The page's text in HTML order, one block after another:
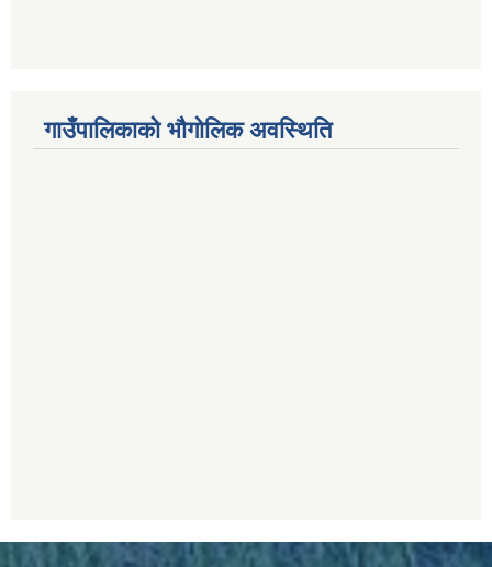
गाउँपालिकाको भौगोलिक अवस्थिति